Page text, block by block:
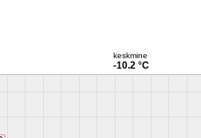
keskmine
-10.2 °C